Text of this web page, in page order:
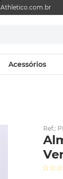
Athletico.com.br
Acessórios
Ref.: